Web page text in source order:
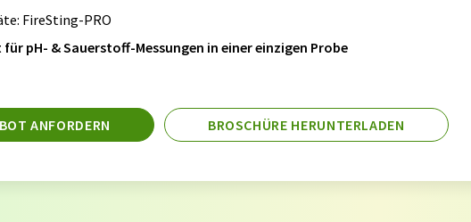
: FireSting-PRO
für pH- & Sauerstoff-Messungen in einer einzigen Probe
ANFORDERN BROSCHÜRE HERUNTERLADEN